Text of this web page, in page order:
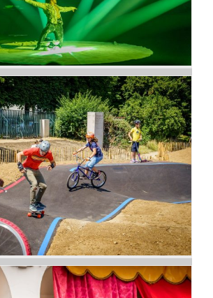
Panaché sport